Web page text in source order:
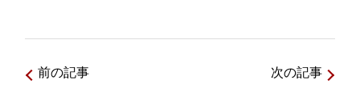
前の記事 次の記事